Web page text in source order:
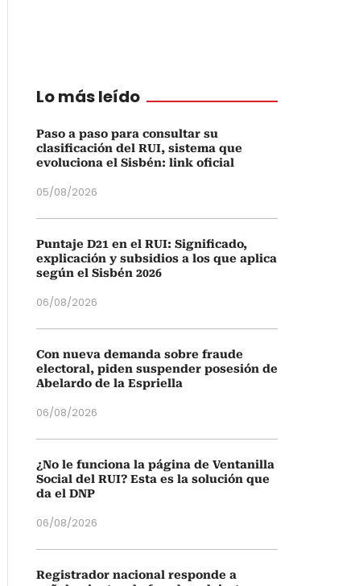
Lo más leído
Paso a paso para consultar su
clasificación del RUI, sistema que
evoluciona el Sisbén: link oficial
05/08/2026
Puntaje D21 en el RUI: Significado,
explicación y subsidios a los que aplica
según el Sisbén 2026
06/08/2026
Con nueva demanda sobre fraude
electoral, piden suspender posesión de
Abelardo de la Espriella
06/08/2026
¿No le funciona la página de Ventanilla
Social del RUI? Esta es la solución que
da el DNP
06/08/2026
Registrador nacional responde a